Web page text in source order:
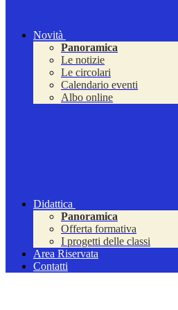
Novità
Panoramica
Le notizie
Le circolari
Calendario eventi
Albo online
Didattica
Panoramica
Offerta formativa
I progetti delle classi
Area Riservata
Contatti